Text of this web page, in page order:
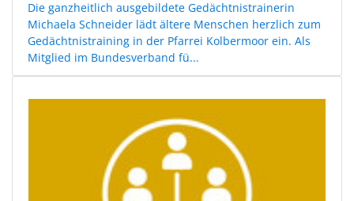
Die ganzheitlich ausgebildete Gedächtnistrainerin
Michaela Schneider lädt ältere Menschen herzlich zum
Gedächtnistraining in der Pfarrei Kolbermoor ein. Als
Mitglied im Bundesverband fü...